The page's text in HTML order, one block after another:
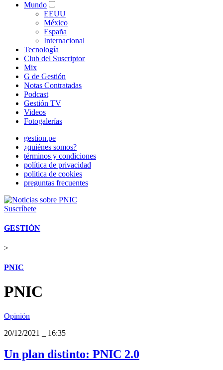
Mundo
EEUU
México
España
Internacional
Tecnología
Club del Suscriptor
Mix
G de Gestión
Notas Contratadas
Podcast
Gestión TV
Videos
Fotogalerías
gestion.pe
¿quiénes somos?
términos y condiciones
política de privacidad
politica de cookies
preguntas frecuentes
Suscríbete
GESTIÓN
>
PNIC
PNIC
Opinión
20/12/2021
16:35
Un plan distinto: PNIC 2.0